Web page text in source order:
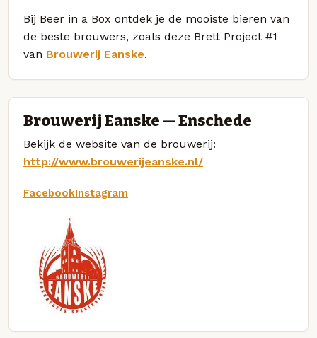
Bij Beer in a Box ontdek je de mooiste bieren van
de beste brouwers, zoals deze Brett Project #1
van Brouwerij Eanske.
Brouwerij Eanske — Enschede
Bekijk de website van de brouwerij:
http://www.brouwerijeanske.nl/
FacebookInstagram